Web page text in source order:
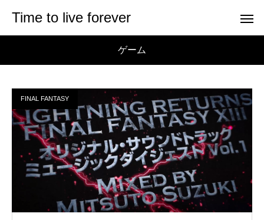
Time to live forever
ゲーム
FINAL FANTASY